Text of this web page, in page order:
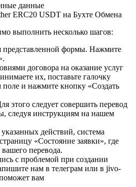
данные
ERC20 USDT на Бухте Обмена
выполнить несколько шагов:
представленной формы. Нажмите
договора на оказание услуг
их, поставьте галочку
поле и нажмите кнопку «Создать
этого следует совершить перевод
следуя инструкциям на нашем
действий, система
«Состояние заявки», где
вашего перевода.
с проблемой при создании
нам в телеграм или в jivo-
вам